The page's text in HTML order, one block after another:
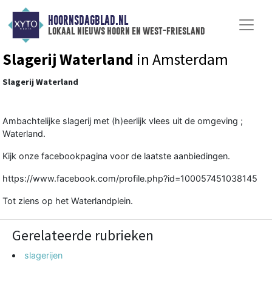
HOORNSDAGBLAD.NL
lokaal nieuws hoorn en west-friesland
Slagerij Waterland in Amsterdam
Slagerij Waterland
Ambachtelijke slagerij met (h)eerlijk vlees uit de omgeving ;
Waterland.
Kijk onze facebookpagina voor de laatste aanbiedingen.
https://www.facebook.com/profile.php?id=100057451038145
Tot ziens op het Waterlandplein.
Gerelateerde rubrieken
slagerijen